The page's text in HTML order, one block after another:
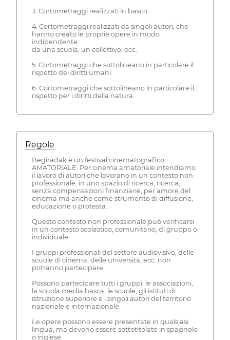
3. Cortometraggi realizzati in basco.
4. Cortometraggi realizzati da singoli autori, che
hanno creato le proprie opere in modo
indipendente
da una scuola, un collettivo, ecc.
5. Cortometraggi che sottolineano in particolare il
rispetto dei diritti umani.
6. Cortometraggi che sottolineano in particolare il
rispetto per i diritti della natura.
Regole
Begiradak è un festival cinematografico
AMATORIALE. Per cinema amatoriale intendiamo
il lavoro di autori che lavorano in un contesto non
professionale, in uno spazio di ricerca, ricerca,
senza compensazioni finanziarie, per amore del
cinema ma anche come strumento di diffusione,
educazione o protesta.
Questo contesto non professionale può verificarsi
in un contesto scolastico, comunitario, di gruppo o
individuale.
I gruppi professionali del settore audiovisivo, delle
scuole di cinema, delle università, ecc. non
potranno partecipare.
Possono partecipare tutti i gruppi, le associazioni,
la scuola media basca, le scuole, gli istituti di
istruzione superiore e i singoli autori del territorio
nazionale e internazionale.
Le opere possono essere presentate in qualsiasi
lingua, ma devono essere sottotitolate in spagnolo
o inglese.